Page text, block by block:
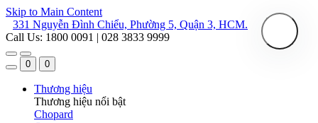
Skip to Main Content
331 Nguyễn Đình Chiểu, Phường 5, Quận 3, HCM.
Call Us: 1800 0091 | 028 3833 9999
0 0
Thương hiệu
Thương hiệu nổi bật
Chopard